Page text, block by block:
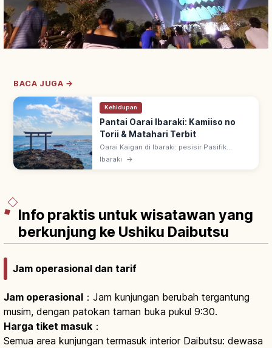
BACA JUGA →
Kehidupan
Pantai Oarai Ibaraki: Kamiiso no
Torii & Matahari Terbit
Oarai Kaigan di Ibaraki: pesisir Pasifik
dengan Kamiiso no Torii (gerbang torii di
Ibaraki →
Info praktis untuk wisatawan yang
berkunjung ke Ushiku Daibutsu
Jam operasional dan tarif
Jam operasional ：Jam kunjungan berubah tergantung
musim, dengan patokan taman buka pukul 9:30.
Harga tiket masuk ：
Semua area kunjungan termasuk interior Daibutsu: dewasa